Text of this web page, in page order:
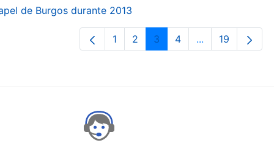
de Burgos durante 2013
Page
1 Page
2 Page
3 Page
4 ...Intermediate
Page
19